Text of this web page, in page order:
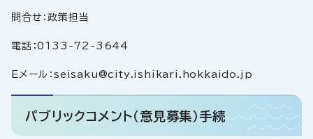
問合せ：政策担当
電話：0133-72-3644
Eメール：seisaku@city.ishikari.hokkaido.jp
パブリックコメント（意見募集）手続